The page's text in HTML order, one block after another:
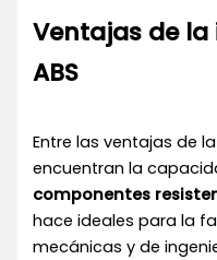
Ventajas de la
ABS
Entre las ventajas de
encuentran la
componentes
hace ideales para la
mecánicas y de